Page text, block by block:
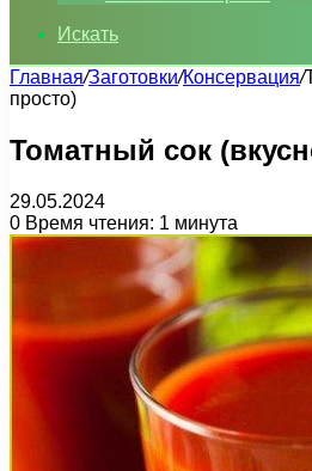
Искать
Главная/Заготовки/Консервация/
просто)
Томатный сок
29.05.2024
0 Время чтения: 1 минута